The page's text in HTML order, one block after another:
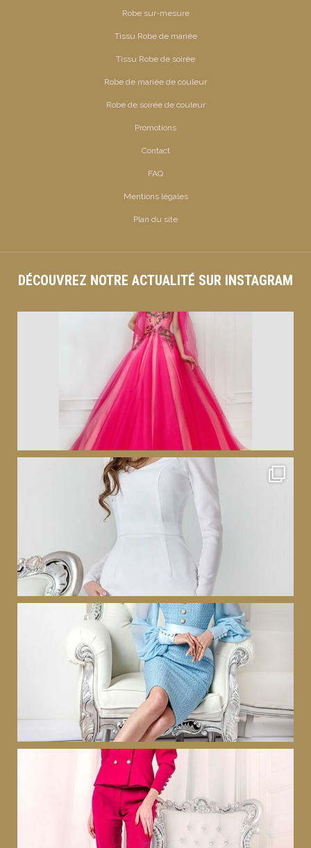
Robe sur-mesure
Tissu Robe de mariée
Tissu Robe de soirée
Robe de mariée de couleur
Robe de soirée de couleur
Promotions
Contact
FAQ
Mentions légales
Plan du site
DÉCOUVREZ NOTRE ACTUALITÉ SUR INSTAGRAM